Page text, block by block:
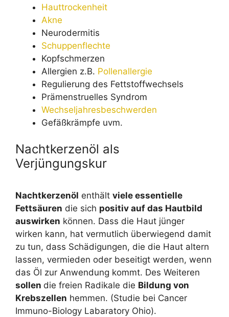
Hauttrockenheit
Akne
Neurodermitis
Schuppenflechte
Kopfschmerzen
Allergien z.B. Pollenallergie
Regulierung des Fettstoffwechsels
Prämenstruelles Syndrom
Wechseljahresbeschwerden
Gefäßkrämpfe uvm.
Nachtkerzenöl als
Verjüngungskur
Nachtkerzenöl enthält viele essentielle
Fettsäuren die sich positiv auf das Hautbild
auswirken können. Dass die Haut jünger
wirken kann, hat vermutlich überwiegend damit
zu tun, dass Schädigungen, die die Haut altern
lassen, vermieden oder beseitigt werden, wenn
das Öl zur Anwendung kommt. Des Weiteren
sollen die freien Radikale die Bildung von
Krebszellen hemmen. (Studie bei Cancer
Immuno-Biology Labaratory Ohio).